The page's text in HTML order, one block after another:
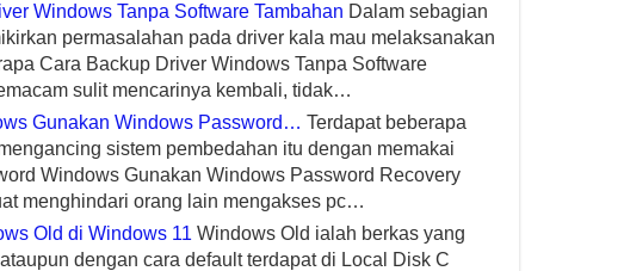
Windows Tanpa Software Tambahan Dalam sebagian
permasalahan pada driver kala mau melaksanakan
Cara Backup Driver Windows Tanpa Software
sulit mencarinya kembali, tidak…
Gunakan Windows Password… Terdapat beberapa
sistem pembedahan itu dengan memakai
Windows Gunakan Windows Password Recovery
menghindari orang lain mengakses pc…
Old di Windows 11 Windows Old ialah berkas yang
dengan cara default terdapat di Local Disk C